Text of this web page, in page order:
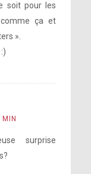
soit pour les
comme ça et
».
surprise